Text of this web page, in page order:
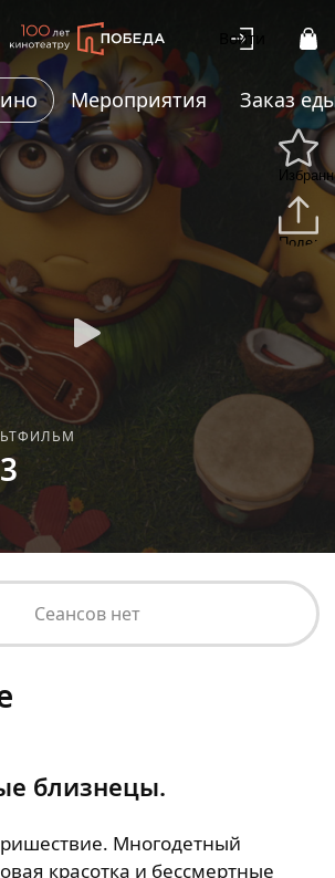
Войти
Мероприятия
Заказ
Сеансов нет
близнецы.
Многодетный
красотка и бессмертные